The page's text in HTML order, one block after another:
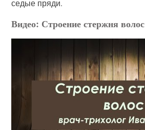
седые пряди.
Видео: Строение стержня волос